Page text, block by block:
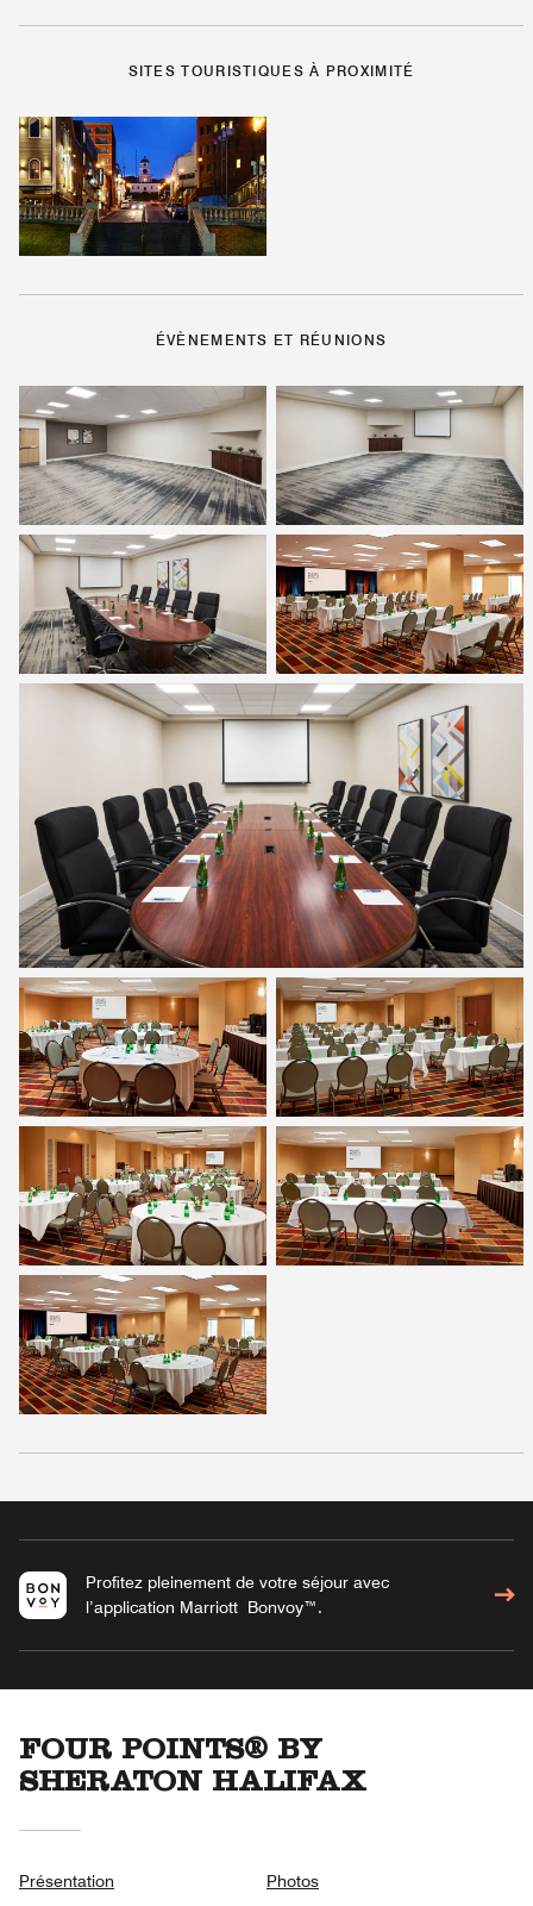
SITES TOURISTIQUES À PROXIMITÉ
ÉVÈNEMENTS ET RÉUNIONS
Profitez pleinement de votre séjour avec
l’application Marriott Bonvoy™.
FOUR POINTS® BY
SHERATON HALIFAX
Présentation Photos